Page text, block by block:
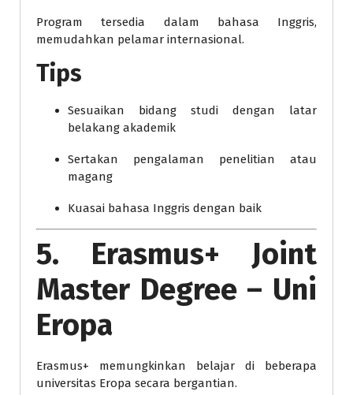
Program tersedia dalam bahasa Inggris,
memudahkan pelamar internasional.
Tips
Sesuaikan bidang studi dengan latar
belakang akademik
Sertakan pengalaman penelitian atau
magang
Kuasai bahasa Inggris dengan baik
5. Erasmus+ Joint
Master Degree – Uni
Eropa
Erasmus+ memungkinkan belajar di beberapa
universitas Eropa secara bergantian.